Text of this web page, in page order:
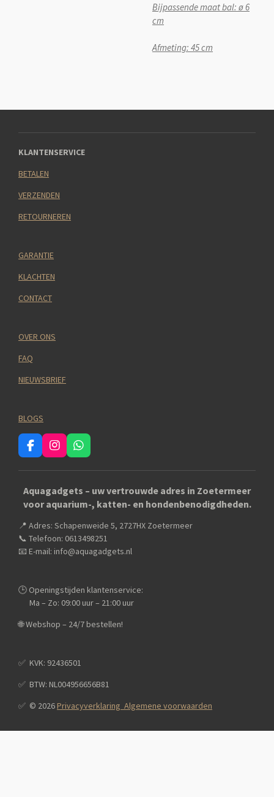
Bijpassende maat bal: ø 6
cm
Afmeting: 45 cm
KLANTENSERVICE
BETALEN
VERZENDEN
RETOURNEREN
GARANTIE
KLACHTEN
CONTACT
OVER ONS
FAQ
NIEUWSBRIEF
BLOGS
F
a
c
b
o
k
I
n
s
a
g
a
m
W
h
a
s
A
p
Aquagadgets – uw vertrouwde adres in Zoetermeer
voor aquarium-, katten- en hondenbenodigdheden.
📍 Adres: Schapenweide 5, 2727HX Zoetermeer
📞 Telefoon: 0613498251
📧 E-mail: info@aquagadgets.nl
🕒 Openingstijden klantenservice:
Ma – Zo: 09:00 uur – 21:00 uur
🌐 Webshop – 24/7 bestellen!
✅️ KVK: 92436501
✅️ BTW: NL004956656B81
✅️ © 2026Privacyverklaring Algemene voorwaarden